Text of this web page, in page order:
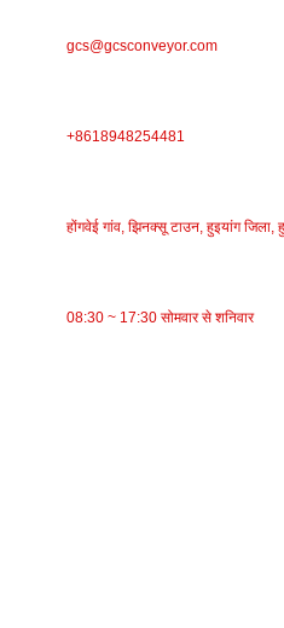
gcs@gcsconveyor.com
+8618948254481
होंगवेई गांव, झिनक्सू टाउन, हुइयांग जिला,
08:30 ~ 17:30 सोमवार से शनिवार